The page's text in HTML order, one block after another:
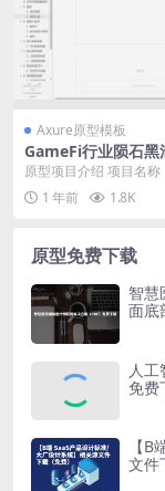
Axure原型模板
GameFi行业陨石黑
品原型模板案例
文件下载
原型项目介绍 项目名称
洞Gamefi 原型文档包含
据字典 ...
1 年前 1.8K
原型免费下载
智慧
面底
人
免费
【
文件